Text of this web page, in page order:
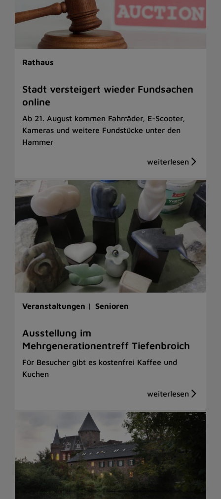
Rathaus
Stadt versteigert wieder Fundsachen
online
Ab 21. August kommen Fahrräder, E-Scooter,
Kameras und weitere Fundstücke unter den
Hammer
Veranstaltungen | Senioren
Ausstellung im
Mehrgenerationentreff Tiefenbroich
Für Besucher gibt es kostenfrei Kaffee und
Kuchen